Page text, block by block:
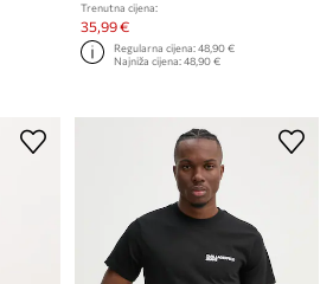
Trenutna cijena:
35,99 €
Regularna cijena:48,90 €
Najniža cijena:48,90 €